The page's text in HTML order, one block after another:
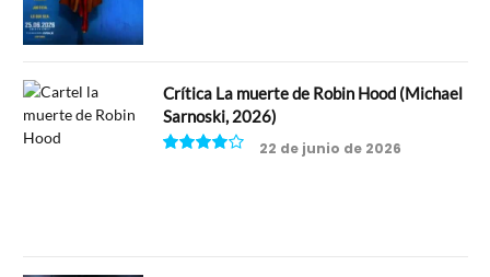
Crítica La muerte de Robin Hood (Michael
Sarnoski, 2026)
22 de junio de 2026